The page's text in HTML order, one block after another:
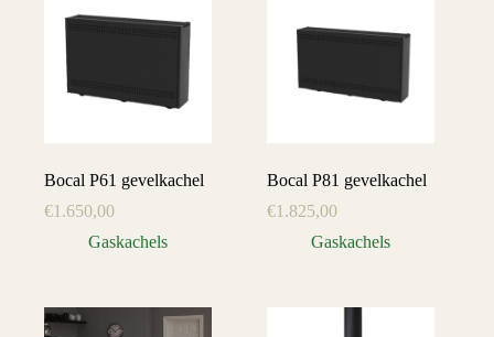
Bocal P61 gevelkachel
€1.650,00
Gaskachels
Bocal P81 gevelkachel
€1.825,00
Gaskachels